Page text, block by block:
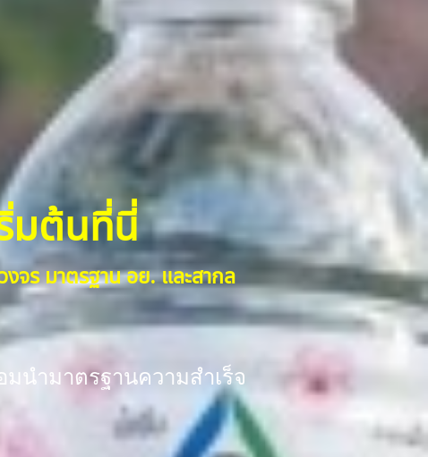
มต้นที่นี่
จร มาตรฐาน อย. และสากล
มนำมาตรฐานความสำเร็จ